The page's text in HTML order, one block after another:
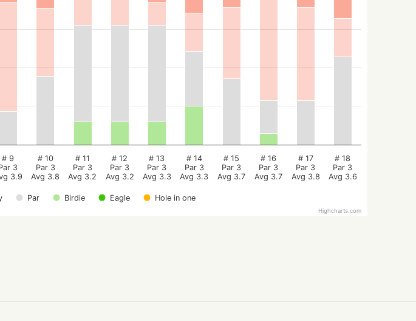
Par Birdie Eagle Hole in one
# 9
3
3.9
# 10
Par 3
Avg 3.8
# 11
Par 3
Avg 3.2
# 12
Par 3
Avg 3.2
# 13
Par 3
Avg 3.3
# 14
Par 3
Avg 3.3
# 15
Par 3
Avg 3.7
# 16
Par 3
Avg 3.7
# 17
Par 3
Avg 3.8
# 18
Par 3
Avg 3.6
Highcharts.com